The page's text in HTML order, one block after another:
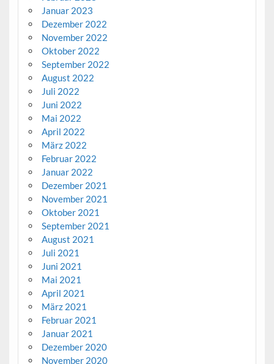
Januar 2023
Dezember 2022
November 2022
Oktober 2022
September 2022
August 2022
Juli 2022
Juni 2022
Mai 2022
April 2022
März 2022
Februar 2022
Januar 2022
Dezember 2021
November 2021
Oktober 2021
September 2021
August 2021
Juli 2021
Juni 2021
Mai 2021
April 2021
März 2021
Februar 2021
Januar 2021
Dezember 2020
November 2020